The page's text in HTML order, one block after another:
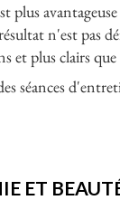
plus
n'est pas
et plus clairs
séances
ET